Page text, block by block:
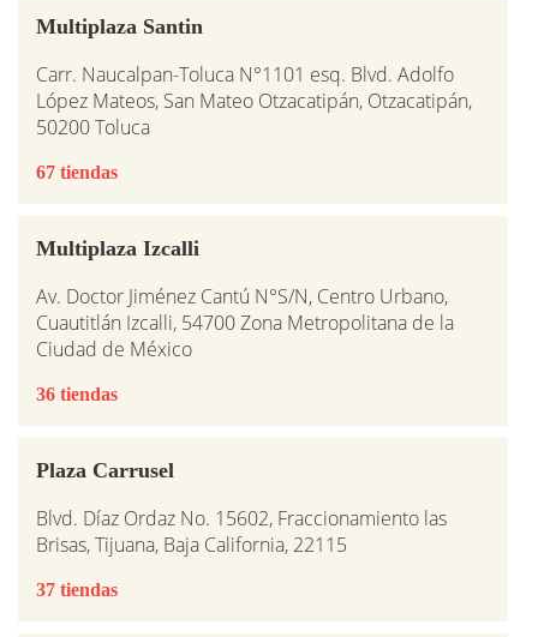
Multiplaza Santin
Carr. Naucalpan-Toluca N°1101 esq. Blvd. Adolfo
López Mateos, San Mateo Otzacatipán, Otzacatipán,
50200 Toluca
67 tiendas
Multiplaza Izcalli
Av. Doctor Jiménez Cantú N°S/N, Centro Urbano,
Cuautitlán Izcalli, 54700 Zona Metropolitana de la
Ciudad de México
36 tiendas
Plaza Carrusel
Blvd. Díaz Ordaz No. 15602, Fraccionamiento las
Brisas, Tijuana, Baja California, 22115
37 tiendas